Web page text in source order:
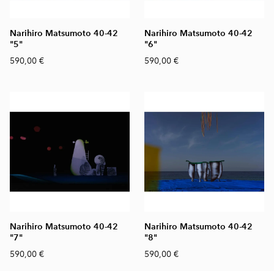
Narihiro Matsumoto 40-42
"5"
590,00 €
Narihiro Matsumoto 40-42
"6"
590,00 €
Narihiro Matsumoto 40-42
"7"
590,00 €
Narihiro Matsumoto 40-42
"8"
590,00 €